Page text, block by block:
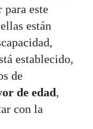
para este
están
establecido,
de
de edad,
con la